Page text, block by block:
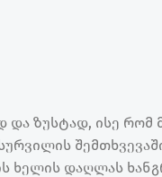
და ზუსტად, ისე რომ
ხელის დაღლას